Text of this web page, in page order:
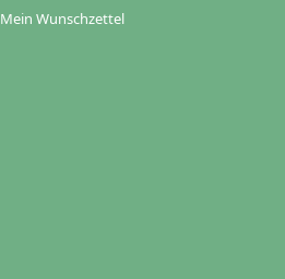
Mein Wunschzettel